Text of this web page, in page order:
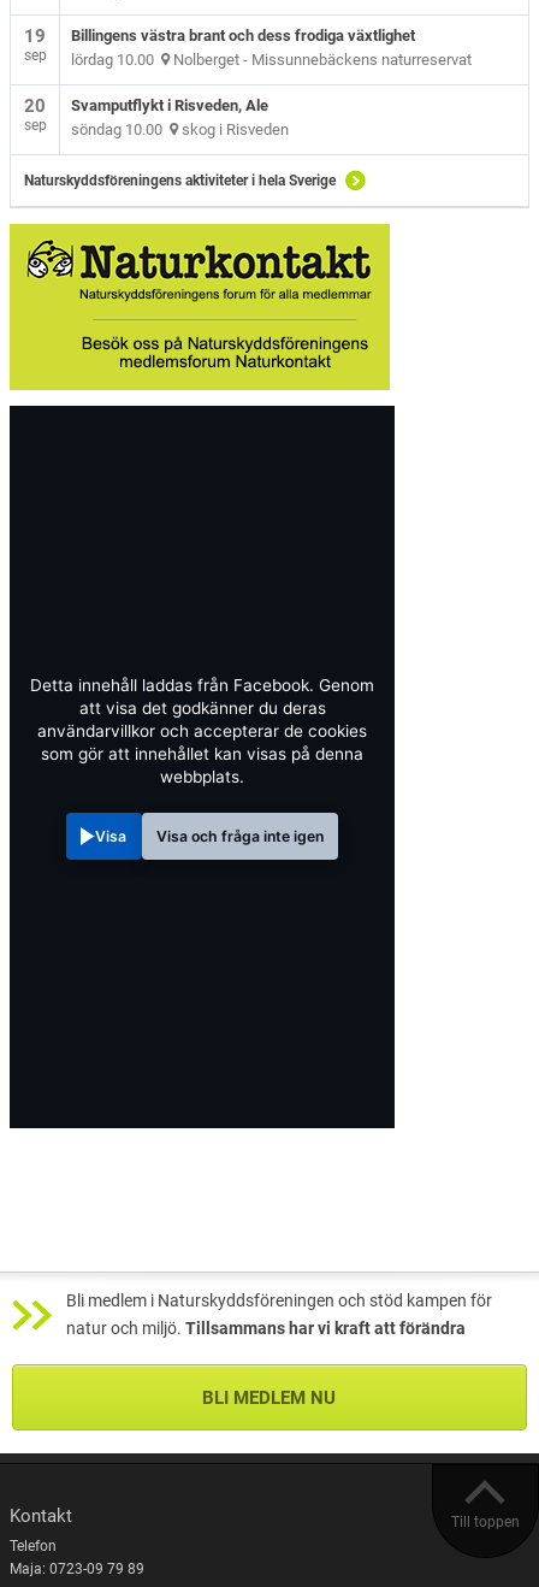
19
sep
Billingens västra brant och dess frodiga växtlighet
lördag 10.00 Nolberget - Missunnebäckens naturreservat
20
sep
Svamputflykt i Risveden, Ale
söndag 10.00 skog i Risveden
Naturskyddsföreningens aktiviteter i hela Sverige
Detta innehåll laddas från Facebook. Genom
att visa det godkänner du deras
användarvillkor och accepterar de cookies
som gör att innehållet kan visas på denna
webbplats.
Visa Visa och fråga inte igen
Bli medlem i Naturskyddsföreningen och stöd kampen för
natur och miljö. Tillsammans har vi kraft att förändra
BLI MEDLEM NU
Till toppen
Kontakt
Telefon
Maja: 0723-09 79 89